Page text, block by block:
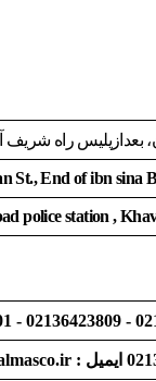
بعدازپلیس راه شریف
St., End of ibn sina
police station ,